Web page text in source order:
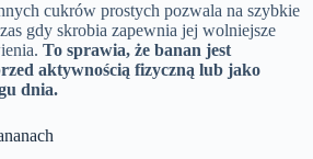
cukrów prostych pozwala na szybkie
gdy skrobia zapewnia jej wolniejsze
To sprawia, że banan jest
aktywnością fizyczną lub jako
dnia.